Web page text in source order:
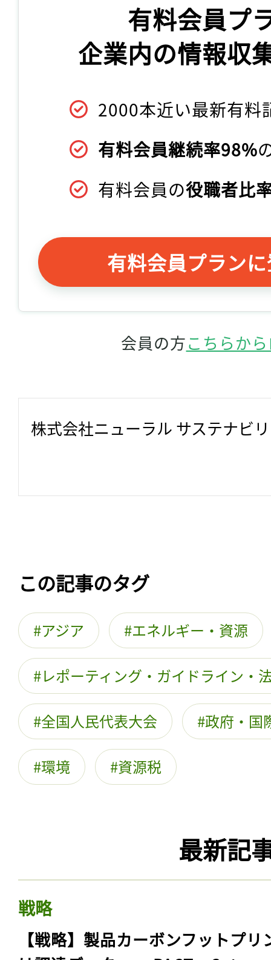
有料会員プ
企業内の情報収
2000本近い最新有料
有料会員継続率98%
有料会員の役職者比
有料会員プラン
会員の方こちらか
株式会社ニューラル サステナビ
この記事のタグ
アジア エネルギー・資源
レポーティング・ガイドライン・
全国人民代表大会 政府・国
環境 資源税
最新記
戦略
【戦略】製品カーボンフットプリ